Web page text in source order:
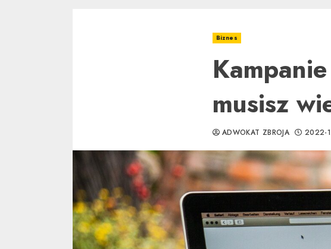
Biznes
musisz
ADWOKAT ZBROJA 2022-